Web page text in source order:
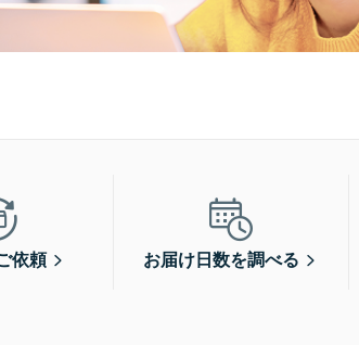
依頼 お届け日数を調べる